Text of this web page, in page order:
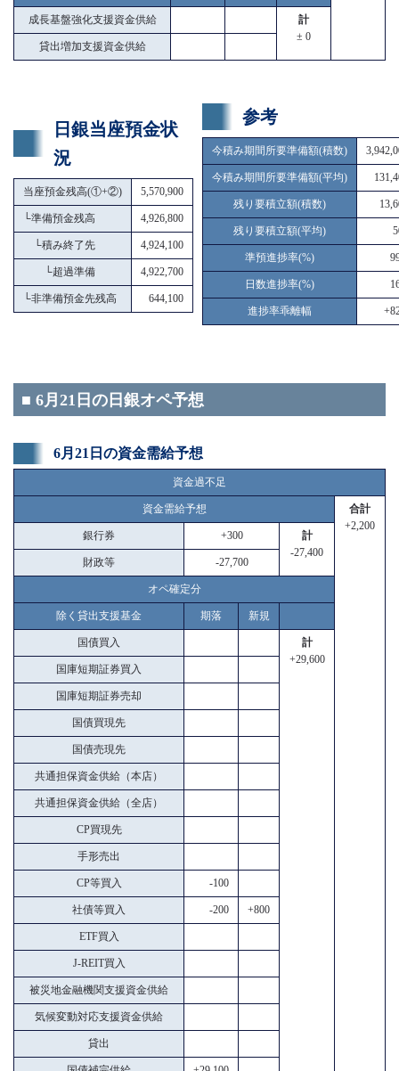
成長基盤強化支援資金供給
計
± 0
貸出増加支援資金供給
日銀当座預金状
況
当座預金残高(①+②) 5,570,900
└準備預金残高 4,926,800
└積み終了先 4,924,100
└超過準備 4,922,700
└非準備預金先残高 644,100
参考
今積み期間所要準備額(積数)
今積み期間所要準備額(平均)
残り要積立額(積数)
残り要積立額(平均)
準預進捗率(%)
日数進捗率(%)
進捗率乖離幅
■ 6月21日の日銀オペ予想
6月21日の資金需給予想
資金過不足
資金需給予想
合計
+2,200
銀行券 +300
計
-27,400
財政等 -27,700
オペ確定分
除く貸出支援基金 期落 新規
国債買入
計
+29,600
国庫短期証券買入
国庫短期証券売却
国債買現先
国債売現先
共通担保資金供給（本店）
共通担保資金供給（全店）
CP買現先
手形売出
CP等買入 -100
社債等買入 -200 +800
ETF買入
J-REIT買入
被災地金融機関支援資金供給
気候変動対応支援資金供給
貸出